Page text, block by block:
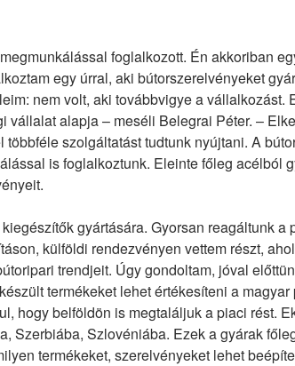
foglalkozott. Én akkoriban
egy úrral, aki bútorszerelvényeket
nem volt, aki továbbvigye a vállalkozást.
vállalat alapja – meséli Belegrai Péter. –
szolgáltatást tudtunk nyújtani. A
is foglalkoztunk. Eleinte főleg acélból
gyártására. Gyorsan reagáltunk a
külföldi rendezvényen vettem részt, ahol
trendjeit. Úgy gondoltam, jóval
termékeket lehet értékesíteni a magyar
hogy belföldön is megtaláljuk a piaci rést.
Szerbiába, Szlovéniába. Ezek a gyárak
termékeket, szerelvényeket lehet